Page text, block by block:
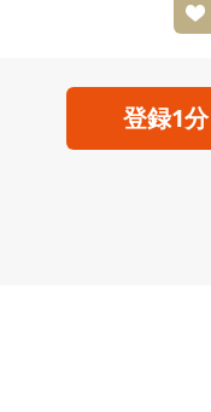
登録1